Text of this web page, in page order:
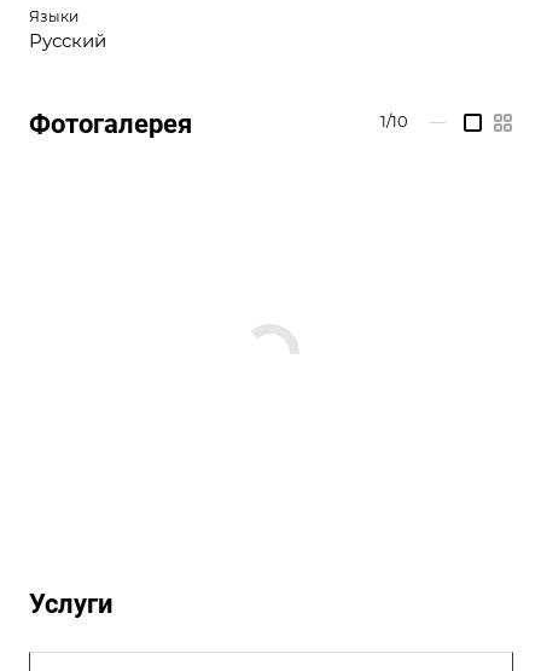
Языки
Русский
Фотогалерея 1/10 —
Услуги